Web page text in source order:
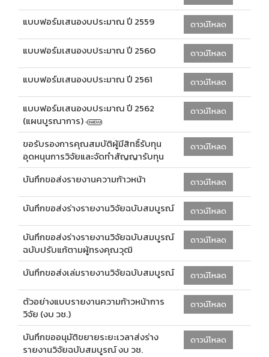
แบบฟอร์มเสนองบประมาณ ปี 2559 ดาวน์โหลด
แบบฟอร์มเสนองบประมาณ ปี 2560 ดาวน์โหลด
แบบฟอร์มเสนองบประมาณ ปี 2561 ดาวน์โหลด
แบบฟอร์มเสนองบประมาณ ปี 2562
(แผนบูรณาการ)
ดาวน์โหลด
ขอรับรองการคุณสมบัติผู้มีสิทธิ์รับทุน
อุดหนุนการวิจัยและจัดทำสัญญารับทุน
ดาวน์โหลด
บันทึกขอส่งรายงานความก้าวหน้า ดาวน์โหลด
บันทึกขอส่งร่างรายงานวิจัยฉบับสมบูรณ์ ดาวน์โหลด
บันทึกขอส่งร่างรายงานวิจัยฉบับสมบูรณ์
ฉบับปรับแก้ตามผู้ทรงคุณวุฒิ
ดาวน์โหลด
บันทึกขอส่งเล่มรายงานวิจัยฉบับสมบูรณ์ ดาวน์โหลด
ตัวอย่างแบบรายงานความก้าวหน้าการ
วิจัย (งบ วช.)
ดาวน์โหลด
บันทึกขออนุมัติขยายระยะเวลาส่งร่าง
รายงานวิจัยฉบับสมบูรณ์ งบ วช.
ดาวน์โหลด